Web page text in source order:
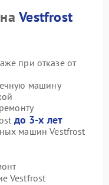
Vestfrost
при отказе от
машину
до 3-х лет
машин Vestfrost
Vestfrost